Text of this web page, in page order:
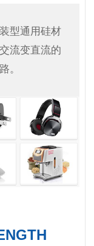
型通用硅材
流变直流的
。